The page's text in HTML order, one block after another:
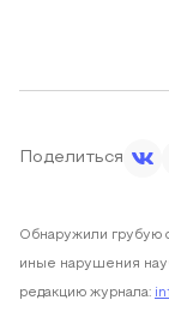
Поделиться
Обнаружили грубую
иные нарушения
редакцию журнала: